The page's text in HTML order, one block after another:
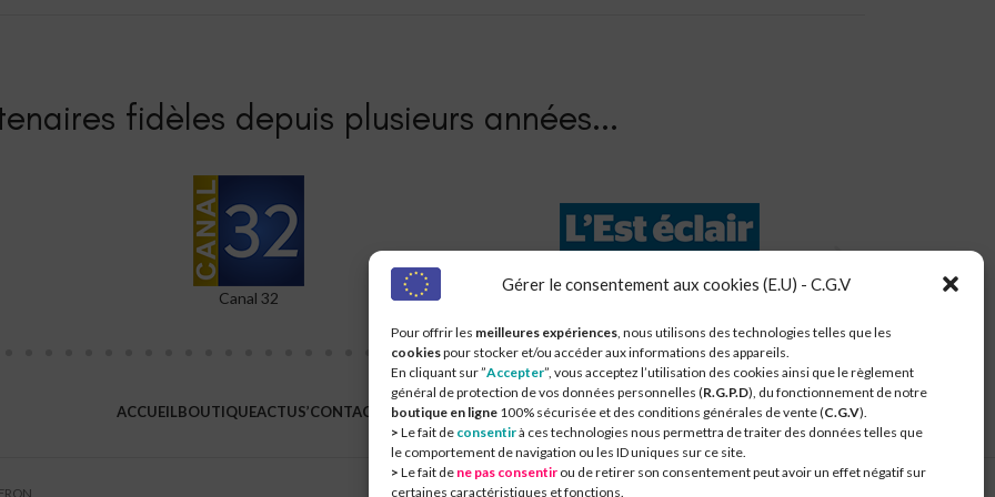
Gérer le consentement aux cookies (E.U) - C.G.V
Pour offrir les meilleures expériences, nous utilisons des technologies telles que les
cookiespour stocker et/ou accéder aux informations des appareils.
En cliquant sur ”Accepter”, vous acceptez l’utilisation des cookies ainsi que le règlement
général de protection de vos données personnelles (R.G.P.D), du fonctionnement de notre
boutique en ligne 100% sécurisée et des conditions générales de vente (C.G.V).
> Le fait de consentirà ces technologies nous permettra de traiter des données telles que
le comportement de navigation ou les ID uniques sur ce site.
> Le fait de ne pas consentir ou de retirer son consentement peut avoir un effet négatif sur
certaines caractéristiques et fonctions.
fidèles depuis plusieurs années.​..
L'Est Eclair Communautés de Communes du Chaourçois Val d'Armance
ACCUEILBOUTIQUEACTUS’CONTACT